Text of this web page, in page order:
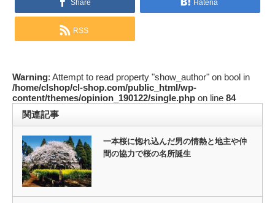
Share Hatena
RSS
Warning: Attempt to read property "show_author" on bool in
/home/clshop/cl-shop.com/public_html/wp-
content/themes/opinion_190122/single.php on line 84
関連記事
一本桜に惚れ込んだ男の情熱と地主や仲
間の協力で桜の名所誕生